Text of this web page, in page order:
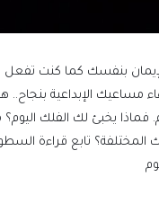
بنفسك كما كنت تفعل
الإبداعية بنجاح.. هذا
يخبئ لك الفلك
تابع قراءة السطور